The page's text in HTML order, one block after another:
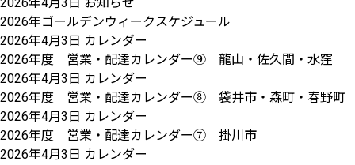
2026年ゴールデンウィークスケジュール
2026年4月3日 カレンダー
2026年度 営業・配達カレンダー⑨ 龍山・佐久間・水窪
2026年4月3日 カレンダー
2026年度 営業・配達カレンダー⑧ 袋井市・森町・春野町
2026年4月3日 カレンダー
2026年度 営業・配達カレンダー⑦ 掛川市
2026年4月3日 カレンダー